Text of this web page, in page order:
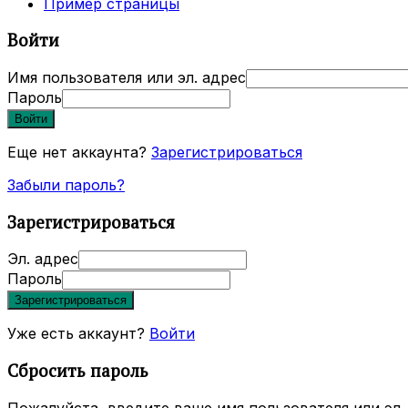
Войти
Имя пользователя или эл. адрес
Пароль
Войти
Еще нет аккаунта? Зарегистрироваться
Забыли пароль?
Зарегистрироваться
Эл. адрес
Пароль
Зарегистрироваться
Уже есть аккаунт? Войти
Сбросить пароль